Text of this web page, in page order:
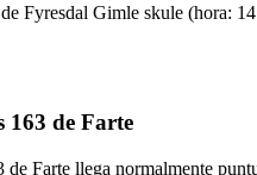
Fyresdal Gimle skule (hora:
163 de Farte
de Farte llega normalmente